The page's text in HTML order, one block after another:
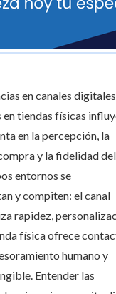
en canales
tiendas físicas
en la percepción, la
y la fidelidad del
entornos se
y compiten: el canal
rapidez,
física ofrece
humano y
Entender las